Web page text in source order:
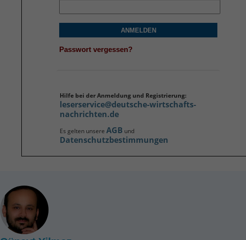
ANMELDEN
Passwort vergessen?
Hilfe bei der Anmeldung und Registrierung:
leserservice@deutsche-wirtschafts-
nachrichten.de
Es gelten unsere AGB und
Datenschutzbestimmungen